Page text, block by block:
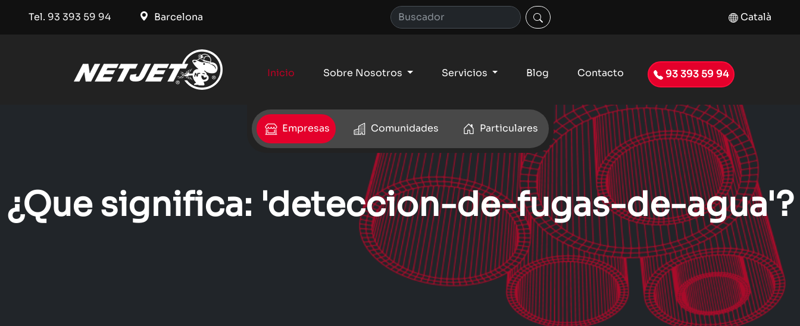
Tel. 93 393 59 94 Barcelona Català
Inicio Sobre Nosotros Servicios Blog Contacto 93 393 59 94
Empresas Comunidades Particulares
¿Que significa: 'deteccion-de-fugas-de-agua'?